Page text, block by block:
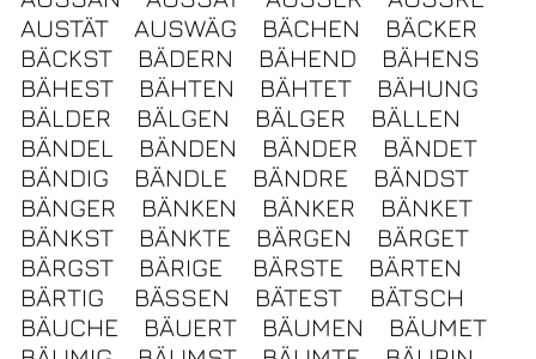
AUSTÄT
AUSWÄG BÄCHEN
BÄCKER
BÄCKST
BÄDERN BÄHEND
BÄHENS
BÄHEST
BÄHTEN BÄHTET
BÄHUNG
BÄLDER
BÄLGEN BÄLGER
BÄLLEN
BÄNDEL
BÄNDEN BÄNDER
BÄNDET
BÄNDIG
BÄNDLE BÄNDRE
BÄNDST
BÄNGER
BÄNKEN BÄNKER
BÄNKET
BÄNKST
BÄNKTE BÄRGEN
BÄRGET
BÄRGST
BÄRIGE BÄRSTE
BÄRTEN
BÄRTIG
BÄSSEN BÄTEST
BÄTSCH
BÄUCHE
BÄUERT BÄUMEN
BÄUMET